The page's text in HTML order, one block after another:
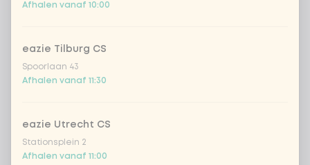
courgette
Afhalen vanaf 10:00
eazie Tilburg CS
Spoorlaan 43
Afhalen vanaf 11:30
eazie Utrecht CS
Stationsplein 2
Afhalen vanaf 11:00